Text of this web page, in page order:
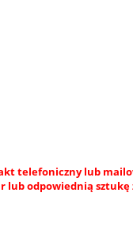
telefoniczny lub
lub odpowiednią